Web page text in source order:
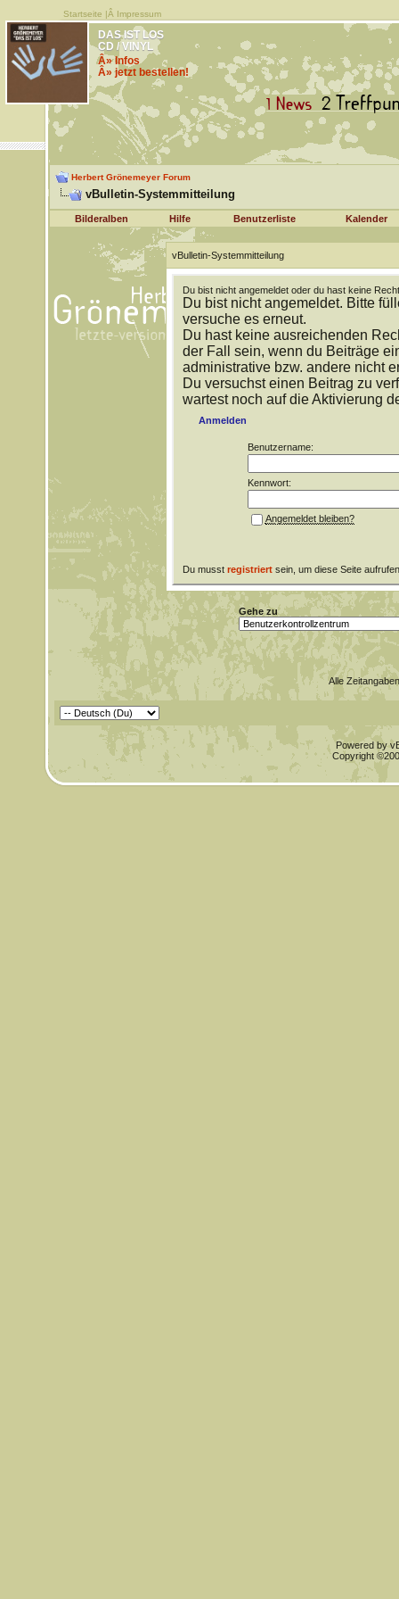
Startseite |Â Impressum
DAS IST LOS
CD / VINYL
Â» Infos
Â» jetzt bestellen!
Herbert Grönemeyer Forum
vBulletin-Systemmitteilung
Bilderalben Hilfe Benutzerliste Kalender
vBulletin-Systemmitteilung
Du bist nicht angemeldet oder du hast keine
Du bist nicht angemeldet. Bitte
versuche es erneut.
Du hast keine ausreichenden
der Fall sein, wenn du Beiträge
administrative bzw. andere nicht
Du versuchst einen Beitrag zu
wartest noch auf die Aktivierung
Anmelden
Benutzername:
Kennwort:
Angemeldet bleiben?
Du musst registriertsein, um diese Seite
Gehe zu
Alle
Powered by
Copyright